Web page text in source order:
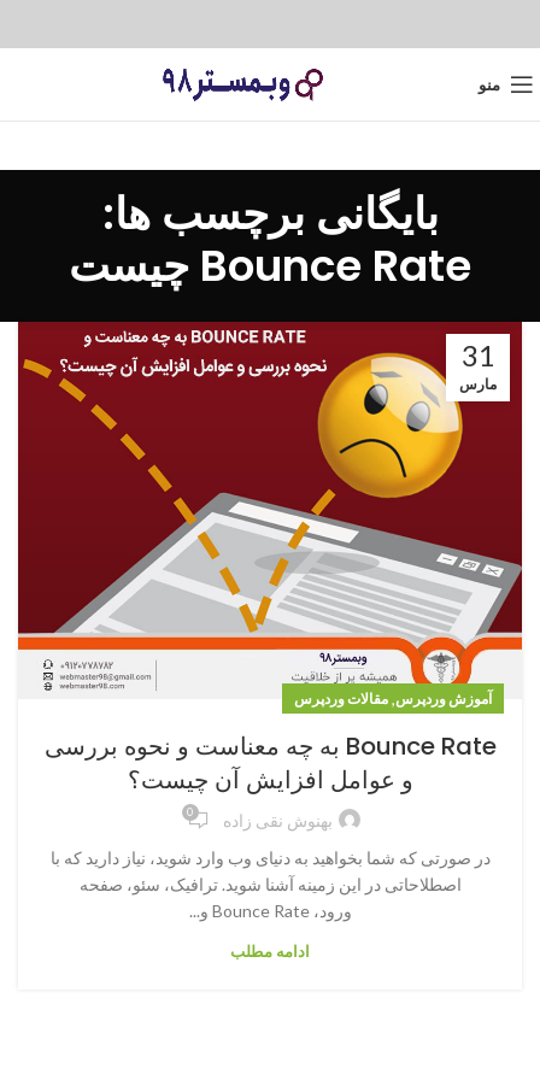
منو
بایگانی برچسب ها:
Bounce Rate چیست
31
مارس
آموزش وردپرس, مقالات وردپرس
Bounce Rate به چه معناست و نحوه بررسی
و عوامل افزایش آن چیست؟
بهنوش نقی زاده 0
در صورتی که شما بخواهید به دنیای وب وارد شوید، نیاز دارید که با
اصطلاحاتی در این زمینه آشنا شوید. ترافیک، سئو، صفحه
ورود، Bounce Rate و...
ادامه مطلب